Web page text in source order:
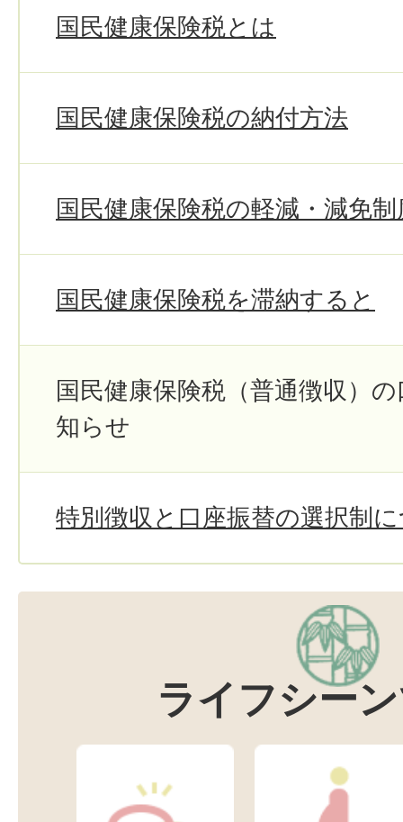
国民健康保険税とは
国民健康保険税の納付方法
国民健康保険税の軽減・減免制
国民健康保険税を滞納すると
国民健康保険税（普通徴収）
知らせ
特別徴収と口座振替の選択制
ライフシー